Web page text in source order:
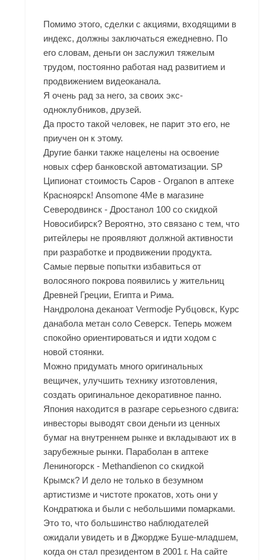
Помимо этого, сделки с акциями, входящими в
индекс, должны заключаться ежедневно. По
его словам, деньги он заслужил тяжелым
трудом, постоянно работая над развитием и
продвижением видеоканала.
Я очень рад за него, за своих экс-
одноклубников, друзей.
Да просто такой человек, не парит это его, не
приучен он к этому.
Другие банки также нацелены на освоение
новых сфер банковской автоматизации. SP
Ципионат стоимость Саров - Organon в аптеке
Красноярск! Ansomone 4Me в магазине
Северодвинск - Дростанол 100 со скидкой
Новосибирск? Вероятно, это связано с тем, что
ритейлеры не проявляют должной активности
при разработке и продвижении продукта.
Самые первые попытки избавиться от
волосяного покрова появились у жительниц
Древней Греции, Египта и Рима.
Нандролона деканоат Vermodje Рубцовск, Курс
данабола метан соло Северск. Теперь можем
спокойно ориентироваться и идти ходом с
новой стоянки.
Можно придумать много оригинальных
вещичек, улучшить технику изготовления,
создать оригинальное декоративное панно.
Япония находится в разгаре серьезного сдвига:
инвесторы выводят свои деньги из ценных
бумаг на внутреннем рынке и вкладывают их в
зарубежные рынки. Параболан в аптеке
Лениногорск - Methandienon со скидкой
Крымск? И дело не только в безумном
артистизме и чистоте прокатов, хоть они у
Кондратюка и были с небольшими помарками.
Это то, что большинство наблюдателей
ожидали увидеть и в Джордже Буше-младшем,
когда он стал президентом в 2001 г. На сайте